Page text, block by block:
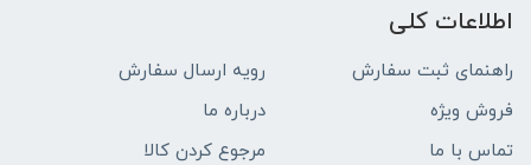
اطلاعات کلی
راهنمای ثبت سفارش
رویه ارسال سفارش
فروش ویژه
درباره ما
تماس با ما
مرجوع کردن کالا